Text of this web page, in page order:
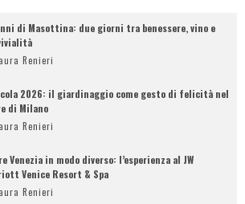
di Masottina: due giorni tra benessere, vino e
Renieri
2026: il giardinaggio come gesto di felicità nel
di Milano
Renieri
Venezia in modo diverso: l’esperienza al JW
Venice Resort & Spa
Renieri